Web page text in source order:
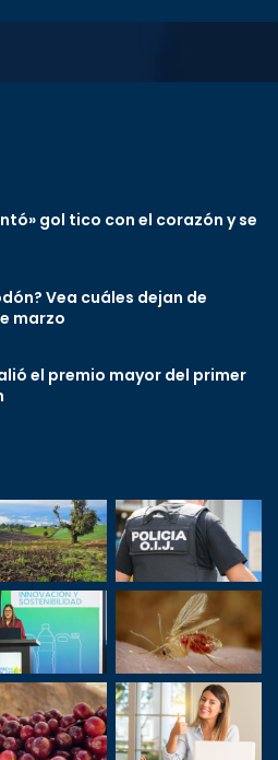
gol tico con el corazón y se
Vea cuáles dejan de
marzo
el premio mayor del primer